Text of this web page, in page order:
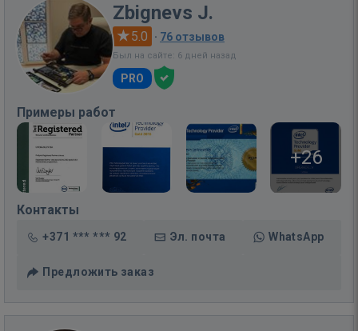
Zbignevs J.
5.0 · 76 отзывов
Был на сайте: 6 дней назад
PRO
Примеры работ
+26
Контакты
+371 *** *** 92 Эл. почта WhatsApp
Предложить заказ